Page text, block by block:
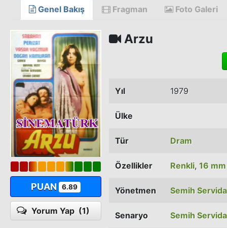
Genel Bakış Fragman Foto Galeri
PUAN 6.89
Yorum Yap (1)
Arzu
Yıl 1979
Ülke
Tür Dram
Özellikler Renkli, 16 mm
Yönetmen Semih
Senaryo Semih